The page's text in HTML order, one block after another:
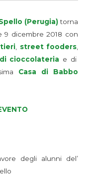
(Perugia)torna
9 dicembre 2018 con
, street fooders,
cioccolateria e di
Casa di Babbo
degli alunni del’